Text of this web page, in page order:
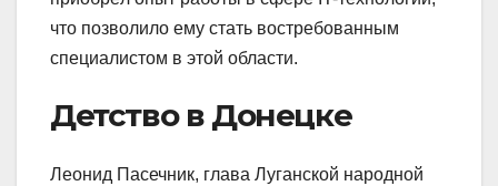
что позволило ему стать востребованным
специалистом в этой области.
Детство в Донецке
Леонид Пасечник, глава Луганской народной